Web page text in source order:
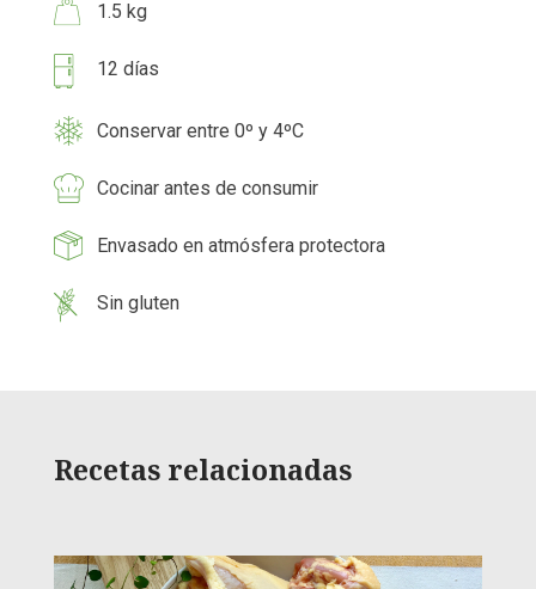
1.5 kg
12 días
Conservar entre 0º y 4ºC
Cocinar antes de consumir
Envasado en atmósfera protectora
Sin gluten
Recetas relacionadas